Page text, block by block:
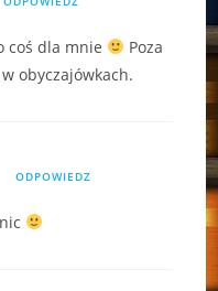
coś dla mnie
Poza
obyczajówkach.
ODPOWIEDZ